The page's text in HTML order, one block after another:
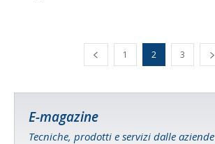
1 2 3
E-magazine
Tecniche, prodotti e servizi dalle aziende